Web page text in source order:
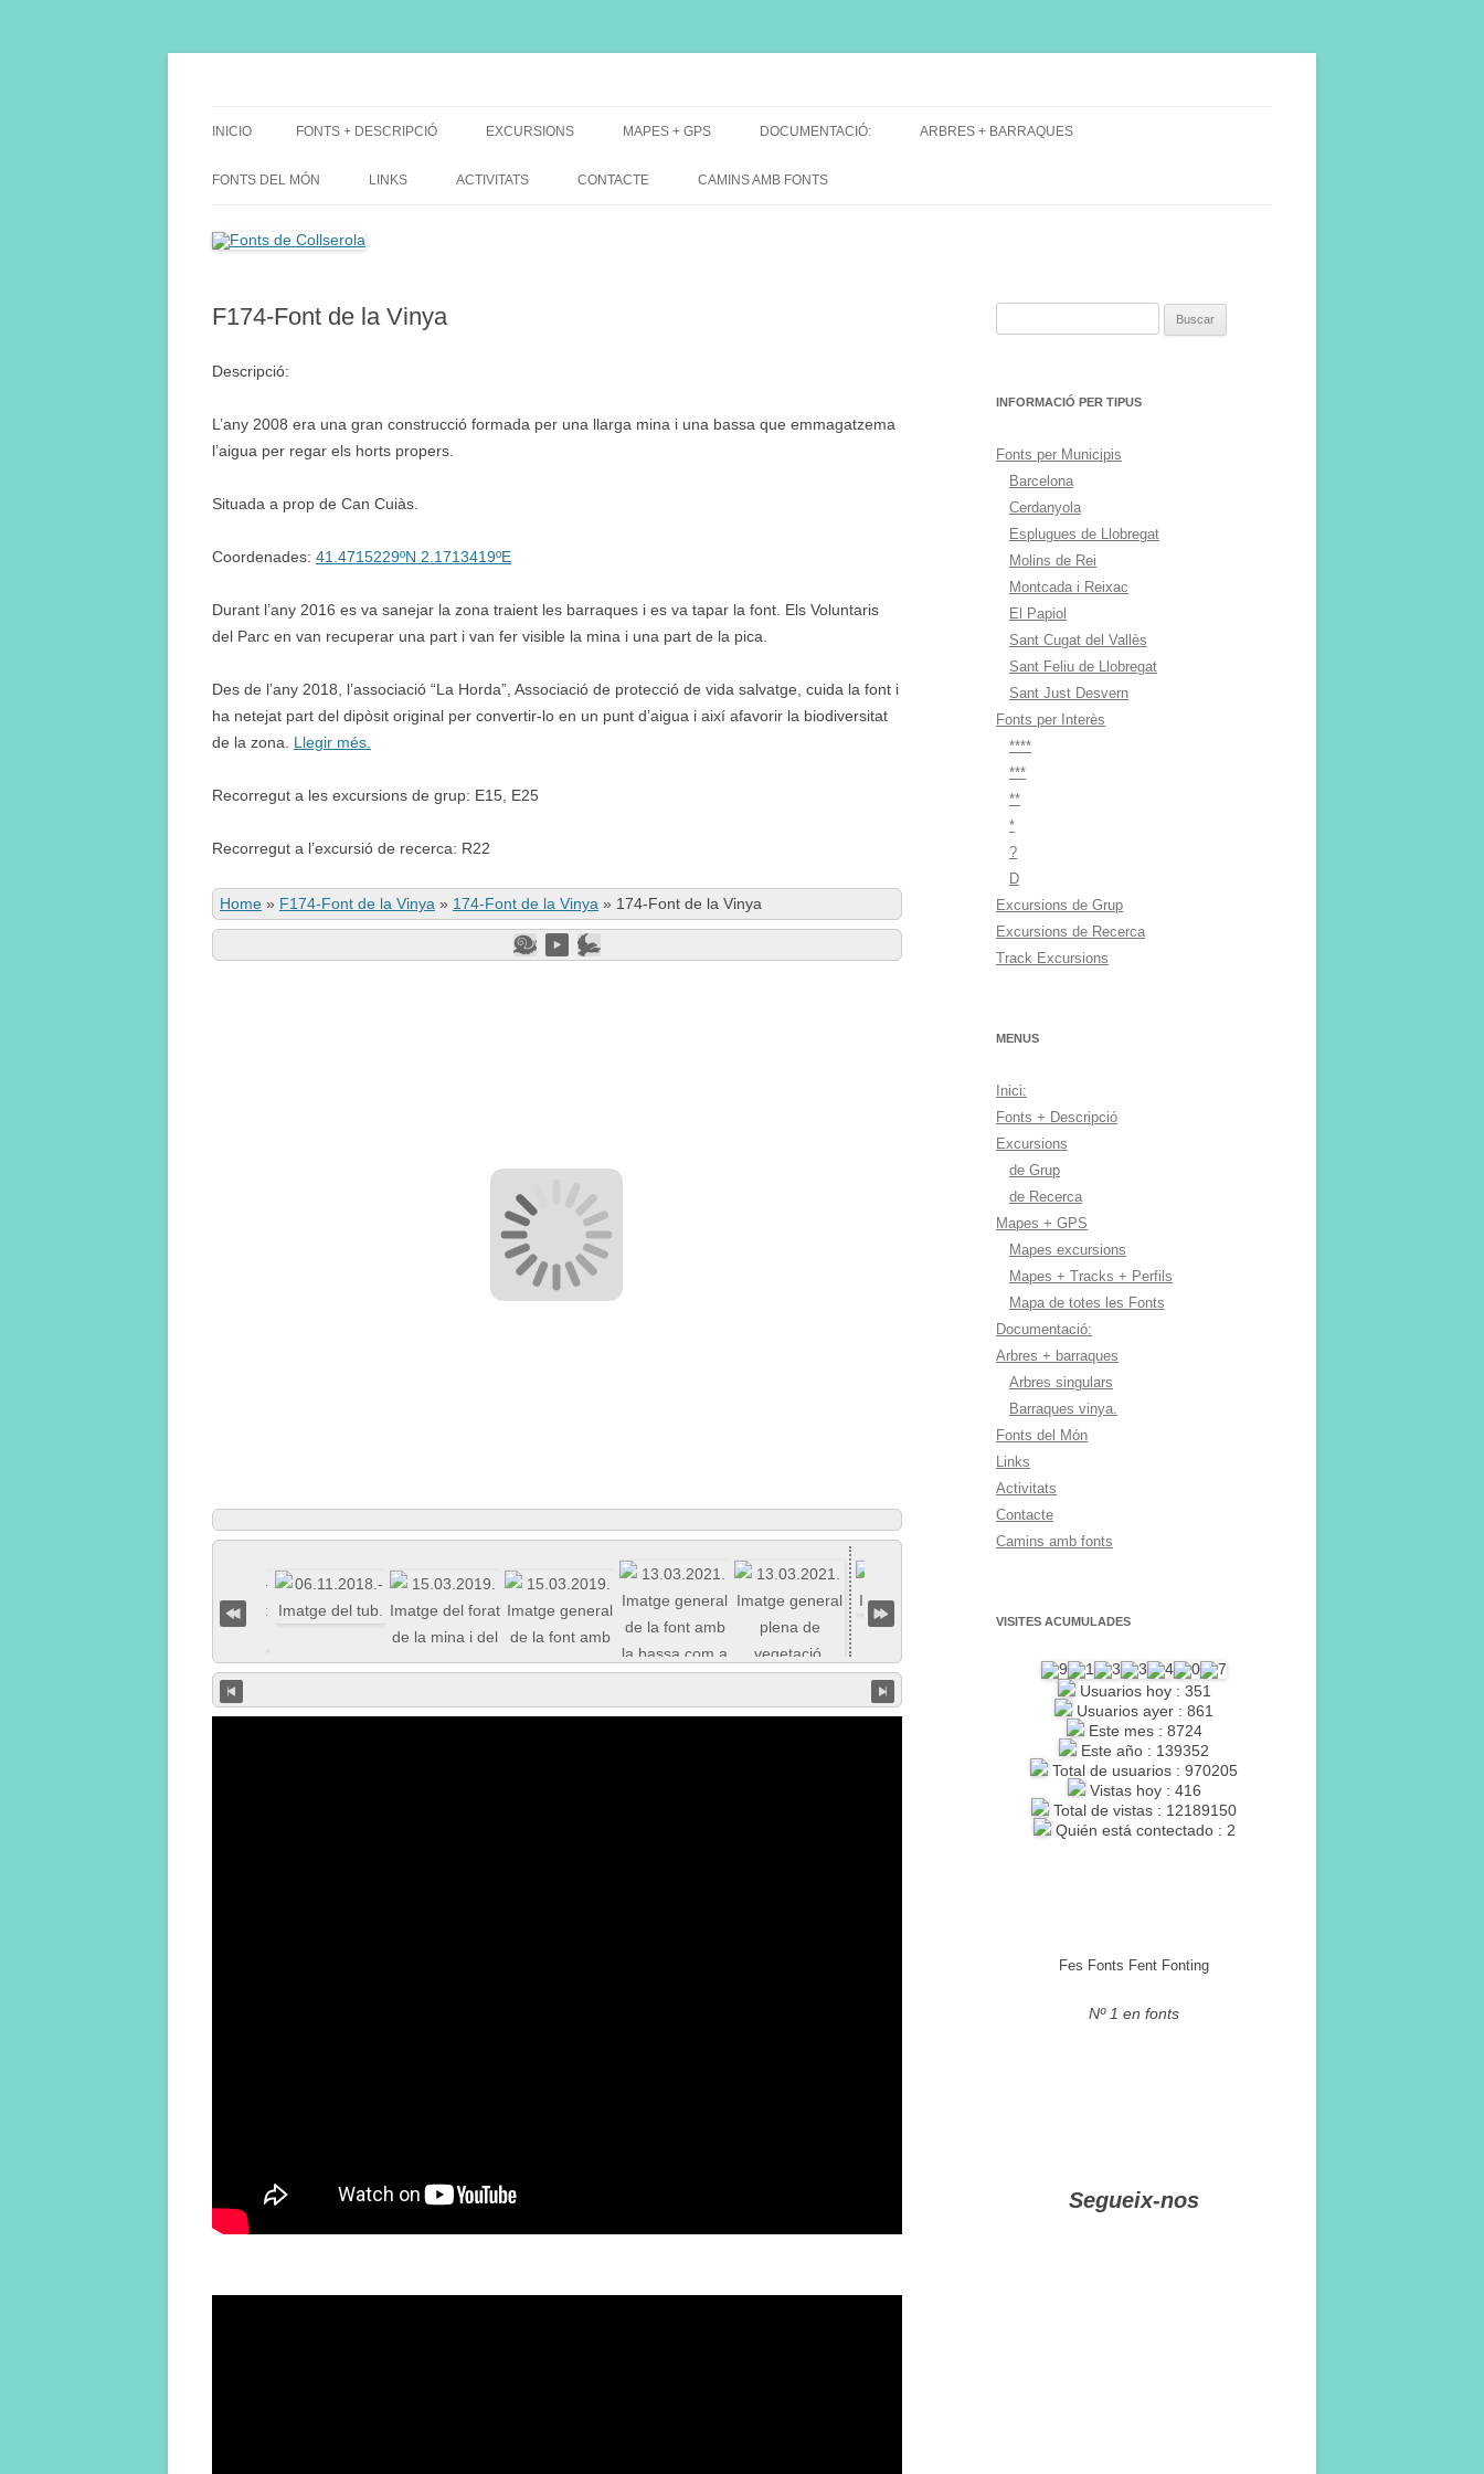
INICIO FONTS + DESCRIPCIÓ EXCURSIONS
DE GRUP
MAPES + GPS
MAPES EXCURSIONS
DOCUMENTACIÓ: ARBRES + BARRAQUES
FONTS DEL MÓN LINKS ACTIVITATS CONTACTE CAMINS AMB FONTS
F174-Font de la Vinya
Descripció:
L’any 2008 era una gran construcció formada per una llarga mina i una bassa que emmagatzema
l’aigua per regar els horts propers.
Situada a prop de Can Cuiàs.
Coordenades: 41.4715229ºN 2.1713419ºE
Durant l’any 2016 es va sanejar la zona traient les barraques i es va tapar la font. Els Voluntaris
del Parc en van recuperar una part i van fer visible la mina i una part de la pica.
Des de l’any 2018, l’associació “La Horda”, Associació de protecció de vida salvatge, cuida la font i
ha netejat part del dipòsit original per convertir-lo en un punt d’aigua i així afavorir la biodiversitat
de la zona. Llegir més.
Recorregut a les excursions de grup: E15, E25
Recorregut a l’excursió de recerca: R22
Home » F174-Font de la Vinya » 174-Font de la Vinya » 174-Font de la Vinya
INFORMACIÓ PER TIPUS
Fonts per Municipis
Barcelona
Cerdanyola
Esplugues de Llobregat
Molins de Rei
Montcada i Reixac
El Papiol
Sant Cugat del Vallès
Sant Feliu de Llobregat
Sant Just Desvern
Fonts per Interès
****
***
**
*
?
D
Excursions de Grup
Excursions de Recerca
Track Excursions
MENUS
Inici:
Fonts + Descripció
Excursions
de Grup
de Recerca
Mapes + GPS
Mapes excursions
Mapes + Tracks + Perfils
Mapa de totes les Fonts
Documentació:
Arbres + barraques
Arbres singulars
Barraques vinya.
Fonts del Món
Links
Activitats
Contacte
Camins amb fonts
VISITES ACUMULADES
Usuarios hoy : 351
Usuarios ayer : 861
Este mes : 8724
Este año : 139352
Total de usuarios : 970205
Vistas hoy : 416
Total de vistas : 12189150
Quién está contectado : 2
Fes Fonts Fent Fonting
Nº 1 en fonts
Segueix-nos